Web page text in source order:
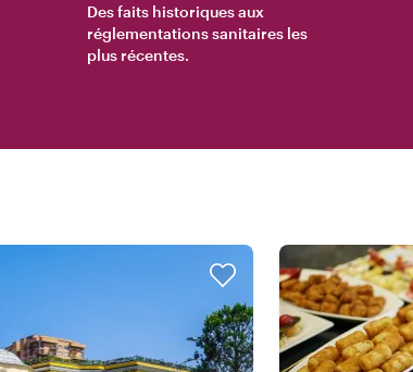
Des faits historiques aux
réglementations sanitaires les
plus récentes.